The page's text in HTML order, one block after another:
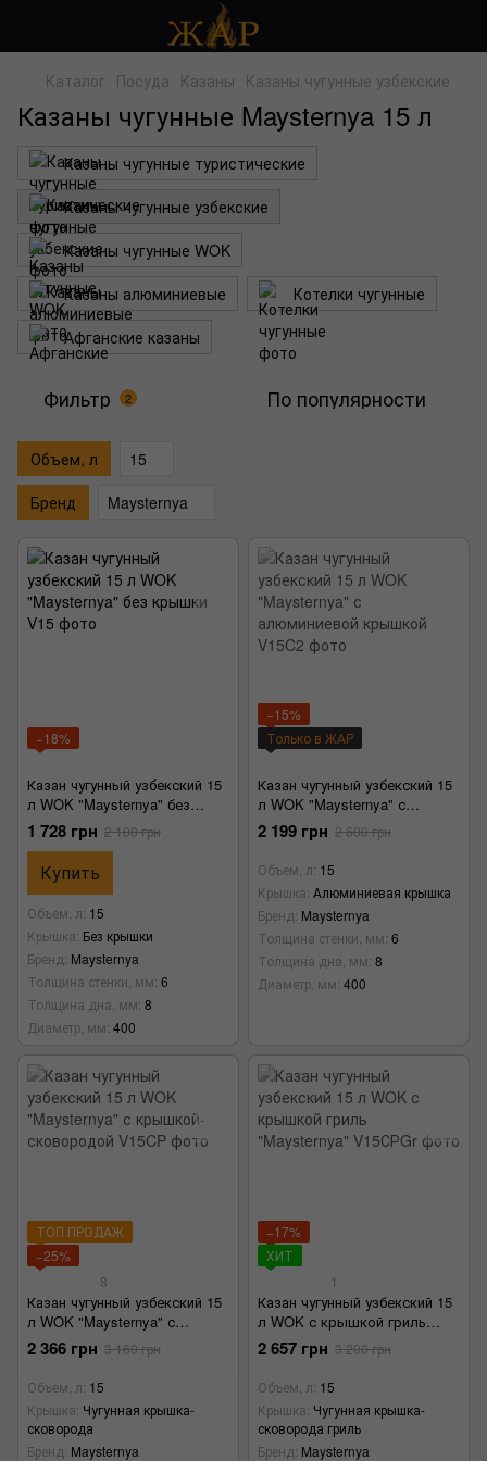
Каталог Посуда Казаны Казаны чугунные узбекские
Казаны чугунные Maysternya 15 л
Казаны чугунные туристические
Казаны чугунные узбекские
Казаны чугунные WOK
Казаны алюминиевые
Котелки чугунные
Афганские казаны
Фильтр 2 По популярности
Объем, л
15
Бренд
Maysternya
−18%
Казан чугунный узбекский 15
л WOK "Maysternya" без
крышки
1 728 грн 2 100 грн
Купить
Объем, л 15
Крышка Без крышки
Бренд Maysternya
Толщина стенки, мм 6
Толщина дна, мм 8
Диаметр, мм 400
−15%
Только в ЖАР
Казан чугунный узбекский 15
л WOK "Maysternya" с
алюминиевой крышкой
2 199 грн 2 600 грн
Объем, л 15
Крышка Алюминиевая крышка
Бренд Maysternya
Толщина стенки, мм 6
Толщина дна, мм 8
Диаметр, мм 400
ТОП ПРОДАЖ
−25%
8
Казан чугунный узбекский 15
л WOK "Maysternya" с
крышкой-сковородой
2 366 грн 3 160 грн
Объем, л 15
Крышка Чугунная крышка-
сковорода
Бренд Maysternya
−17%
ХИТ
1
Казан чугунный узбекский 15
л WOK с крышкой гриль
"Maysternya"
2 657 грн 3 200 грн
Объем, л 15
Крышка Чугунная крышка-
сковорода гриль
Бренд Maysternya